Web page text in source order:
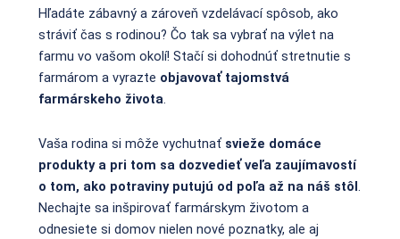
Hľadáte zábavný a zároveň vzdelávací spôsob, ako
stráviť čas s rodinou? Čo tak sa vybrať na výlet na
farmu vo vašom okolí! Stačí si dohodnúť stretnutie s
farmárom a vyrazte objavovať tajomstvá
farmárskeho života.
Vaša rodina si môže vychutnať svieže domáce
produkty a pri tom sa dozvedieť veľa zaujímavostí
o tom, ako potraviny putujú od poľa až na náš stôl.
Nechajte sa inšpirovať farmárskym životom a
odnesiete si domov nielen nové poznatky, ale aj